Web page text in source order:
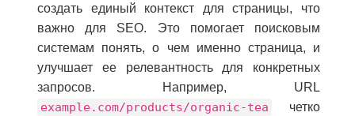
создать единый контекст для страницы, что
важно для SEO. Это помогает поисковым
системам понять, о чем именно страница, и
улучшает ее релевантность для конкретных
запросов. Например, URL
example.com/products/organic-tea
четко